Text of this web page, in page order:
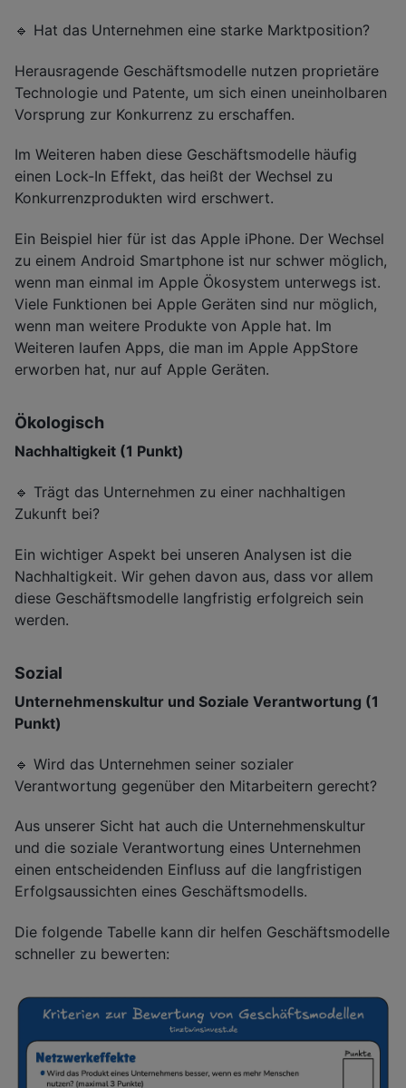
🔹 Hat das Unternehmen eine starke Marktposition?
Herausragende Geschäftsmodelle nutzen proprietäre
Technologie und Patente, um sich einen uneinholbaren
Vorsprung zur Konkurrenz zu erschaffen.
Im Weiteren haben diese Geschäftsmodelle häufig
einen Lock-In Effekt, das heißt der Wechsel zu
Konkurrenzprodukten wird erschwert.
Ein Beispiel hier für ist das Apple iPhone. Der Wechsel
zu einem Android Smartphone ist nur schwer möglich,
wenn man einmal im Apple Ökosystem unterwegs ist.
Viele Funktionen bei Apple Geräten sind nur möglich,
wenn man weitere Produkte von Apple hat. Im
Weiteren laufen Apps, die man im Apple AppStore
erworben hat, nur auf Apple Geräten.
Ökologisch
Nachhaltigkeit (1 Punkt)
🔹 Trägt das Unternehmen zu einer nachhaltigen
Zukunft bei?
Ein wichtiger Aspekt bei unseren Analysen ist die
Nachhaltigkeit. Wir gehen davon aus, dass vor allem
diese Geschäftsmodelle langfristig erfolgreich sein
werden.
Sozial
Unternehmenskultur und Soziale Verantwortung (1
Punkt)
🔹 Wird das Unternehmen seiner sozialer
Verantwortung gegenüber den Mitarbeitern gerecht?
Aus unserer Sicht hat auch die Unternehmenskultur
und die soziale Verantwortung eines Unternehmen
einen entscheidenden Einfluss auf die langfristigen
Erfolgsaussichten eines Geschäftsmodells.
Die folgende Tabelle kann dir helfen Geschäftsmodelle
schneller zu bewerten: